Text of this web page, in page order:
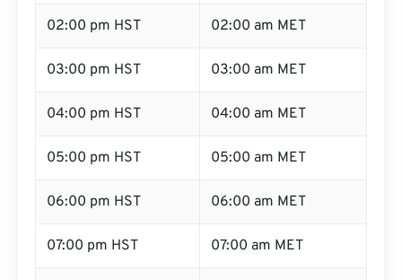
02:00 pm HST 02:00 am MET
03:00 pm HST 03:00 am MET
04:00 pm HST 04:00 am MET
05:00 pm HST 05:00 am MET
06:00 pm HST 06:00 am MET
07:00 pm HST 07:00 am MET